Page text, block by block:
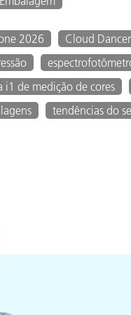
2026 Cloud Dancer
i1 de medição de cores
tendências do